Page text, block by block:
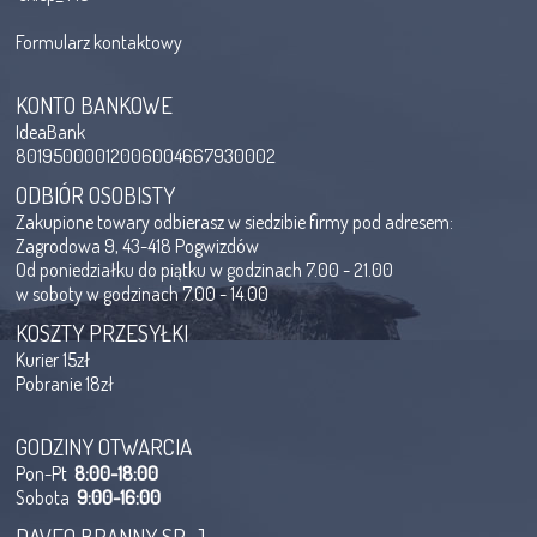
Formularz kontaktowy
KONTO BANKOWE
IdeaBank
80195000012006004667930002
ODBIÓR OSOBISTY
Zakupione towary odbierasz w siedzibie firmy pod adresem:
Zagrodowa 9, 43-418 Pogwizdów
Od poniedziałku do piątku w godzinach 7.00 - 21.00
w soboty w godzinach 7.00 - 14.00
KOSZTY PRZESYŁKI
Kurier 15zł
Pobranie 18zł
GODZINY OTWARCIA
Pon-Pt8:00-18:00
Sobota9:00-16:00